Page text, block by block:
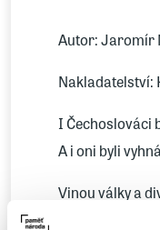
Autor: Jaromír
Nakladatelství:
I Čechoslováci
A i oni byli
Vinou války a
1921